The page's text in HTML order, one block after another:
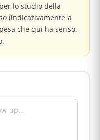
lo studio della
(indicativamente a
che qui ha senso.